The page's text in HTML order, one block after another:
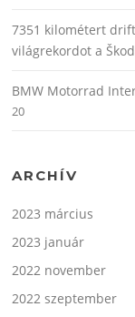
7351 kilométert
világrekordot a
BMW Motorrad
20
ARCHÍV
2023 március
2023 január
2022 november
2022 szeptember